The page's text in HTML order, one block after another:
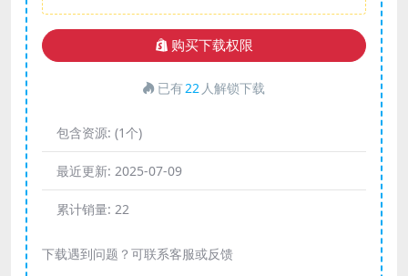
购买下载权限
已有22 人解锁下载
包含资源: (1个)
最近更新: 2025-07-09
累计销量: 22
下载遇到问题？可联系客服或反馈